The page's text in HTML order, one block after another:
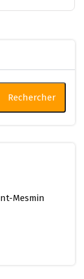
Rechercher
Mesmin